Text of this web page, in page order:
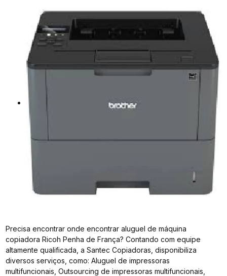
Precisa encontrar onde encontrar aluguel de máquina
copiadora Ricoh Penha de França? Contando com equipe
altamente qualificada, a Santec Copiadoras, disponibiliza
diversos serviços, como: Aluguel de impressoras
multifuncionais, Outsourcing de impressoras multifuncionais,